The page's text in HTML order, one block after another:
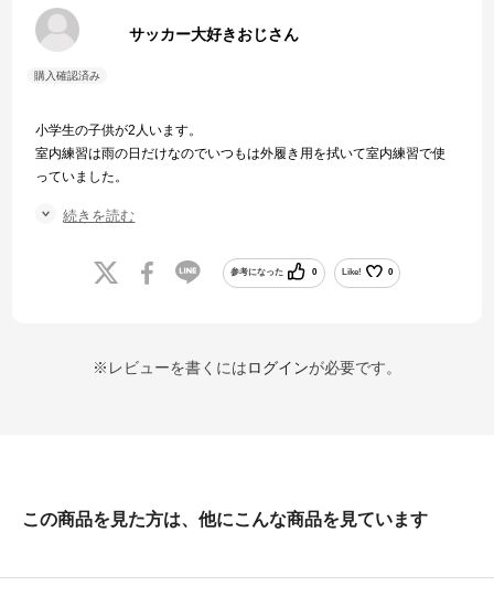
サッカー大好きおじさん
小学生の子供が2人います。
室内練習は雨の日だけなのでいつもは外履き用を拭いて室内練習で使
っていました。
この商品以外も安いシューズが多いので、すぐに履き潰してしまうこ
安いので躊躇なく複数購入できます。
続きを読む
参考になった 0 Like! 0
※レビューを書くにはログインが必要です。
この商品を見た方は、他にこんな商品を見ています